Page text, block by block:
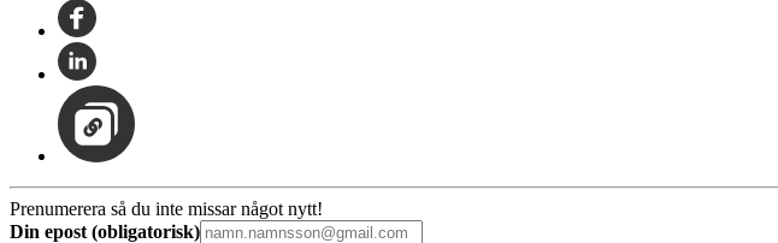
Prenumerera så du inte missar något nytt!
Din epost (obligatorisk)